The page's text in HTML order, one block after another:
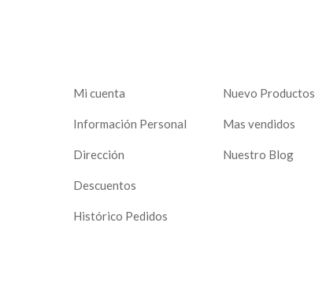
Mi cuenta
Información Personal
Dirección
Descuentos
Histórico Pedidos
Nuevo Productos
Mas vendidos
Nuestro Blog